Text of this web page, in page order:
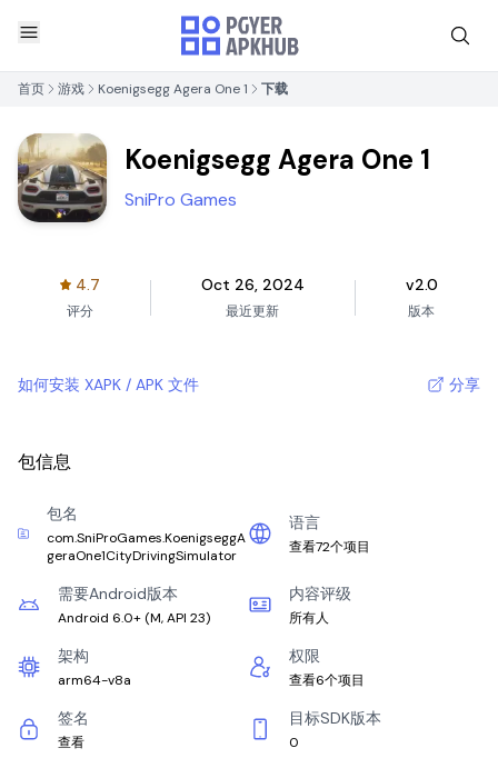
首页 游戏 Koenigsegg Agera One 1 下载
Koenigsegg Agera One 1
SniPro Games
4.7
评分
Oct 26, 2024
最近更新
v2.0
版本
如何安装 XAPK / APK 文件 分享
包信息
包名
com.SniProGames.KoenigseggA
geraOne1CityDrivingSimulator
语言
查看72个项目
需要Android版本
Android 6.0+ (M, API 23)
内容评级
所有人
架构
arm64-v8a
权限
查看6个项目
签名
查看
目标SDK版本
0